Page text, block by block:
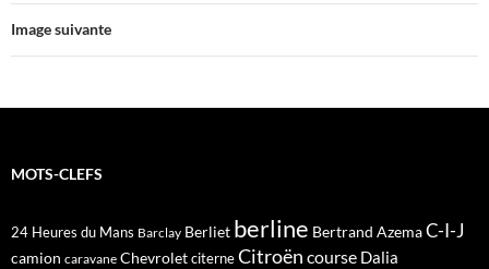
Image suivante
MOTS-CLEFS
24 Heures du Mans Barclay Berliet berline Bertrand AzemaC-I-J
camion caravane ChevroletciterneCitroën course Dalia